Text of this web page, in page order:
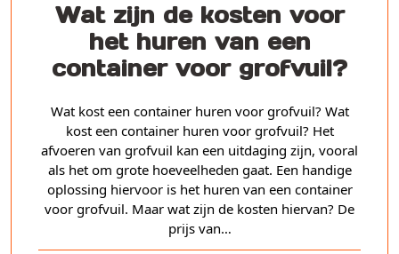
Wat zijn de kosten voor
het huren van een
container voor grofvuil?
Wat kost een container huren voor grofvuil? Wat
kost een container huren voor grofvuil? Het
afvoeren van grofvuil kan een uitdaging zijn, vooral
als het om grote hoeveelheden gaat. Een handige
oplossing hiervoor is het huren van een container
voor grofvuil. Maar wat zijn de kosten hiervan? De
prijs van…